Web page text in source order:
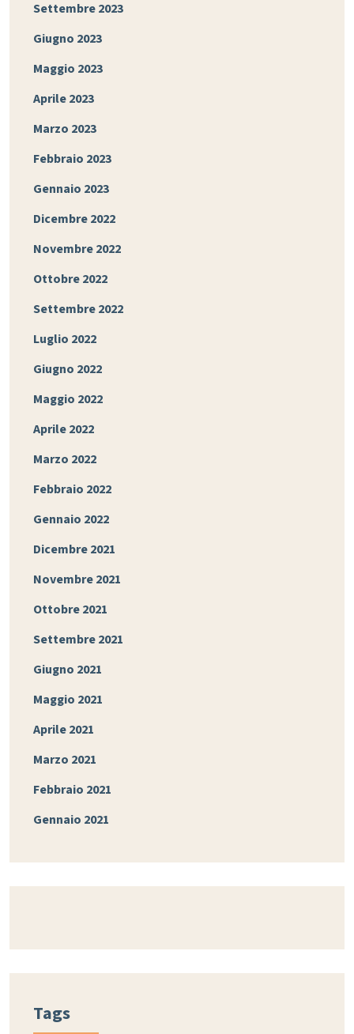
Settembre 2023
Giugno 2023
Maggio 2023
Aprile 2023
Marzo 2023
Febbraio 2023
Gennaio 2023
Dicembre 2022
Novembre 2022
Ottobre 2022
Settembre 2022
Luglio 2022
Giugno 2022
Maggio 2022
Aprile 2022
Marzo 2022
Febbraio 2022
Gennaio 2022
Dicembre 2021
Novembre 2021
Ottobre 2021
Settembre 2021
Giugno 2021
Maggio 2021
Aprile 2021
Marzo 2021
Febbraio 2021
Gennaio 2021
Tags